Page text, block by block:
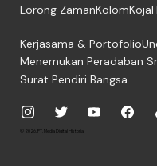
Lorong ZamanKolomKoja
Kerjasama & Portofolio
Menemukan Peradaban
Surat Pendiri Bangsa
© 2026, PT. Media Digital Historia.